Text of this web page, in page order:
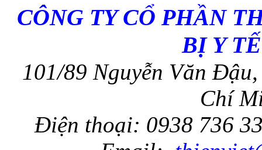
CÔNG TY CỔ PHẦN
BỊ Y
101/89 Nguyễn Văn
Chí
Điện thoại: 0938 736